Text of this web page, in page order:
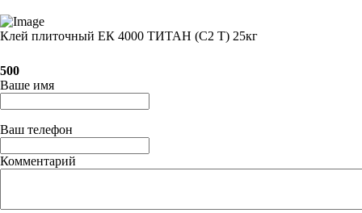
Клей плиточный ЕК 4000 ТИТАН (С2 T) 25кг
500
Ваше имя
Ваш телефон
Комментарий